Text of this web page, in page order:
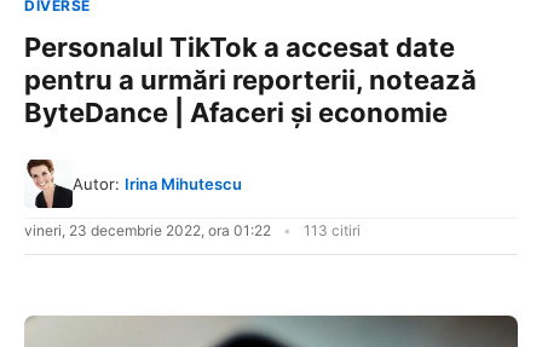
DIVERSE
Personalul TikTok a accesat date
pentru a urmări reporterii, notează
ByteDance | Afaceri și economie
Autor: Irina Mihutescu
vineri, 23 decembrie 2022, ora 01:22 113 citiri